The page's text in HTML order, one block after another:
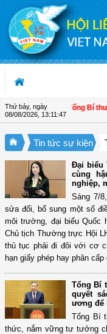
Truy cập nội dung luôn
Thứ bảy, ngày
08/08/2026, 13:11:48
trường | Tổng Bí thư, Chủ
Tin tức sự kiện
Đại biểu
cùng
nghiệp,
Sáng 7/
sửa đổi, bổ sung một số
môi trường, đại biểu Quốc
Chủ tịch Thường trực Hội
thủ tục phải đi đôi với cơ
hạn giấy phép hay phân
Tổng Bí
quyết
ương để
Tổng Bí
thức, nắm vững tư tưởng